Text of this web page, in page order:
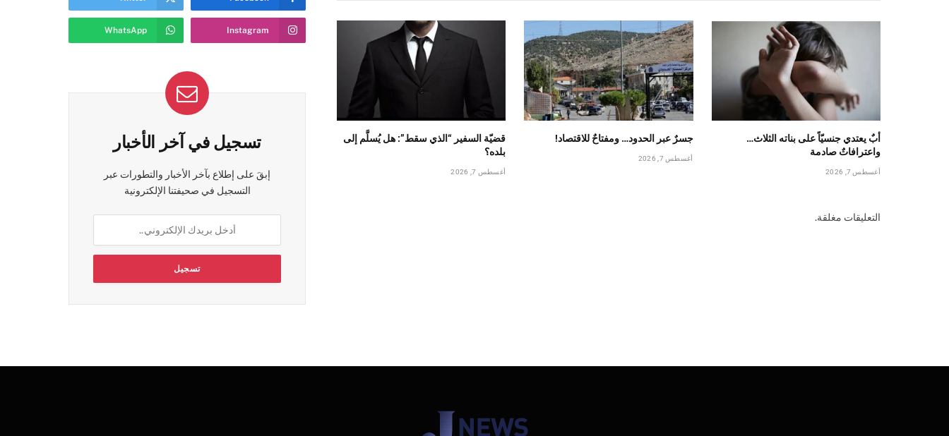
أبٌ يعتدي جنسيّاً على بناته الثلاث…
واعترافاتٌ صادمة
أغسطس 7, 2026
جسرٌ عبر الحدود… ومفتاحٌ للاقتصاد!
أغسطس 7, 2026
قضيّة السفير “الذي سقط”: هل يُسلَّم إلى
بلده؟
أغسطس 7, 2026
التعليقات مغلقة.
Instagram
WhatsApp
تسجيل في آخر الأخبار
إبقَ على إطلاع بآخر الأخبار والتطورات عبر
التسجيل في صحيفتنا الإلكترونية